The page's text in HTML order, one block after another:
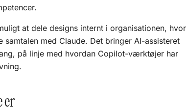
at dele designs internt i organisationen, hvor
med Claude. Det bringer AI-assisteret
på linje med hvordan Copilot-værktøjer har
er